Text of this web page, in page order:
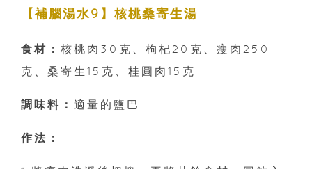
【補腦湯水9】核桃桑寄生湯
食材： 核桃肉30克、枸杞20克、瘦肉250
克、桑寄生15克、桂圓肉15克
調味料： 適量的鹽巴
作法：